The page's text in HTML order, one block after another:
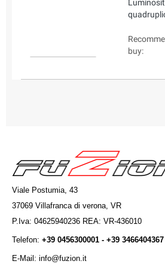
buy:
Viale Postumia, 43
37069 Villafranca di verona, VR
P.Iva: 04625940236 REA: VR-436010
Telefon: +39 0456300001 - +39 3466404367
E-Mail: info@fuzion.it